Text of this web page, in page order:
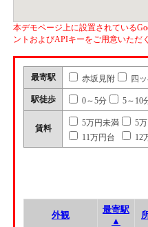
本デモページ上に設置されている
ントおよびAPIキーをご用意いただ
最寄駅 赤坂見附 四
駅徒歩 0～5分 5～10
賃料
5万円未満
5
11万円台
12
外観
最寄駅
▲